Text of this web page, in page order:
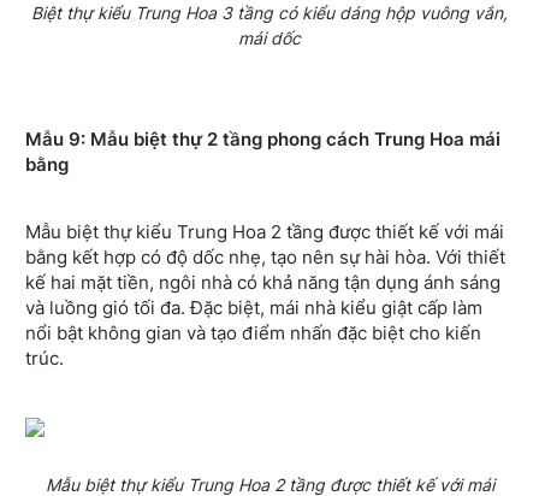
Biệt thự kiểu Trung Hoa 3 tầng có kiểu dáng hộp vuông vắn,
mái dốc
Mẫu 9: Mẫu biệt thự 2 tầng phong cách Trung Hoa mái
bằng
Mẫu biệt thự kiểu Trung Hoa 2 tầng được thiết kế với mái
bằng kết hợp có độ dốc nhẹ, tạo nên sự hài hòa. Với thiết
kế hai mặt tiền, ngôi nhà có khả năng tận dụng ánh sáng
và luồng gió tối đa. Đặc biệt, mái nhà kiểu giật cấp làm
nổi bật không gian và tạo điểm nhấn đặc biệt cho kiến
trúc.
Mẫu biệt thự kiểu Trung Hoa 2 tầng được thiết kế với mái